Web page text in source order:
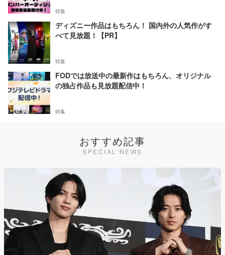
特集
ディズニー作品はもちろん！ 国内外の人気作がす
べて見放題！【PR】
特集
FODでは放送中の最新作はもちろん、オリジナル
の独占作品も見放題配信中！
特集
おすすめ記事
SPECIAL NEWS